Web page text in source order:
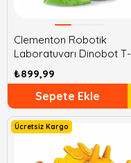
Clementon Robotik
Laboratuvarı Dinobot T-
Rex
₺899,99
Sepete Ekle
Ücretsiz Kargo